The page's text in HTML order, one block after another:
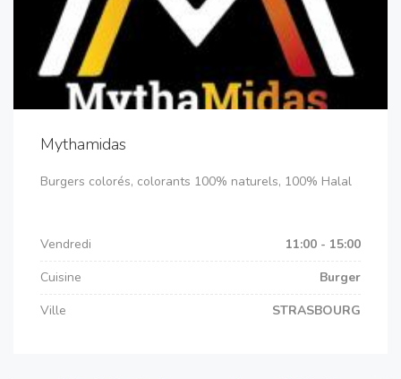
Mythamidas
Burgers colorés, colorants 100% naturels, 100% Halal
Vendredi
11:00 - 15:00
Cuisine
Burger
Ville
STRASBOURG